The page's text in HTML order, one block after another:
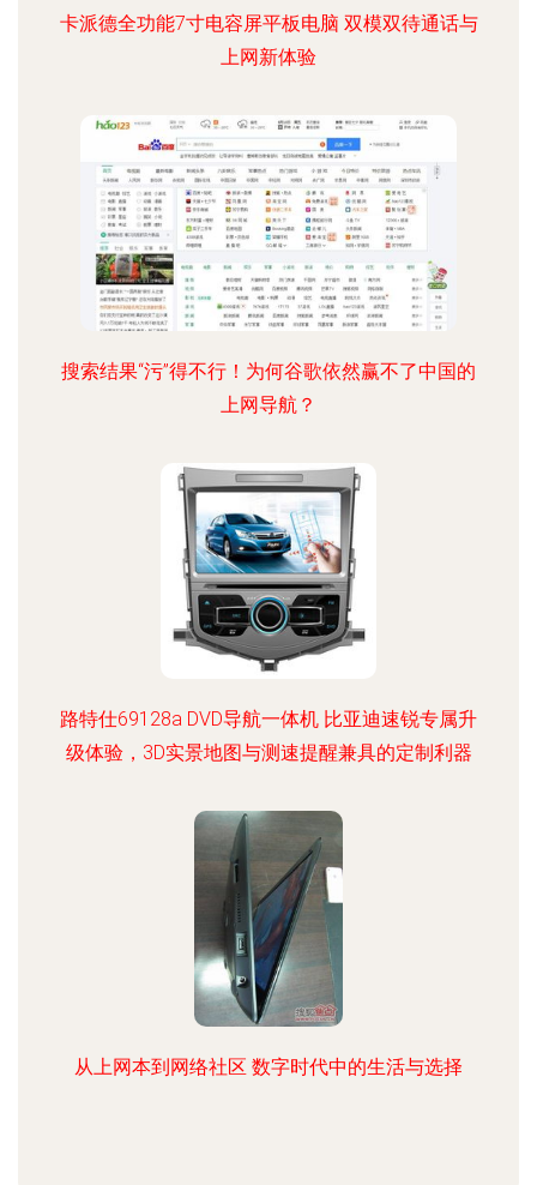
卡派德全功能7寸电容屏平板电脑 双模双待通话与
上网新体验
搜索结果“污”得不行！为何谷歌依然赢不了中国的
上网导航？
路特仕69128a DVD导航一体机 比亚迪速锐专属升
级体验，3D实景地图与测速提醒兼具的定制利器
从上网本到网络社区 数字时代中的生活与选择